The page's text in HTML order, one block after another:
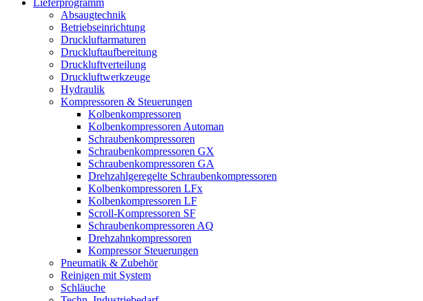
Absaugtechnik
Betriebseinrichtung
Druckluftarmaturen
Druckluftaufbereitung
Druckluftverteilung
Druckluftwerkzeuge
Hydraulik
Kompressoren & Steuerungen
Kolbenkompressoren
Kolbenkompressoren Automan
Schraubenkompressoren
Schraubenkompressoren GX
Schraubenkompressoren GA
Drehzahlgeregelte Schraubenkompressoren
Kolbenkompressoren LFx
Kolbenkompressoren LF
Scroll-Kompressoren SF
Schraubenkompressoren AQ
Drehzahnkompressoren
Kompressor Steuerungen
Pneumatik & Zubehör
Reinigen mit System
Schläuche